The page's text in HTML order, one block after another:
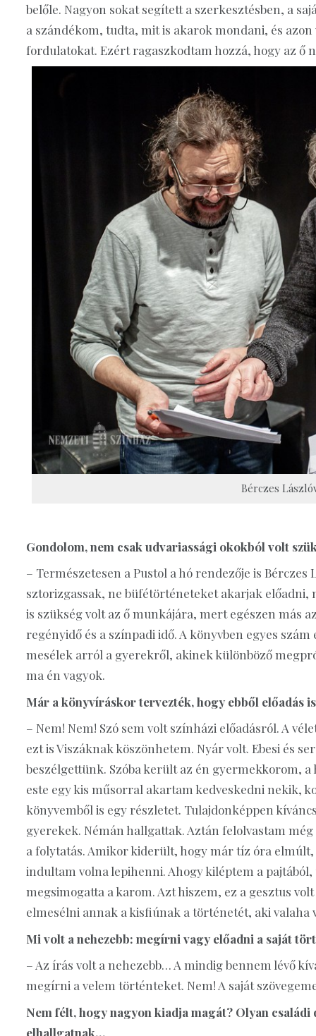
belőle. Nagyon sokat segített a szerkesztésben, a
a szándékom, tudta, mit is akarok mondani, és
fordulatokat. Ezért ragaszkodtam hozzá, hogy az ő
Bérczes
Gondolom, nem csak udvariassági okokból volt
– Természetesen a Pustol a hó rendezője is
sztorizgassak, ne büfétörténeteket akarjak
is szükség volt az ő munkájára, mert egészen más
regényidő és a színpadi idő. A könyvben egyes
mesélek arról a gyerekről, akinek különböző
ma én vagyok.
Már a könyvíráskor tervezték, hogy ebből előadás
– Nem! Nem! Szó sem volt színházi előadásról. A
ezt is Viszáknak köszönhetem. Nyár volt. Ebesi és
beszélgettünk. Szóba került az én gyermekkorom,
este egy kis műsorral akartam kedveskedni nekik,
könyvemből is egy részletet. Tulajdonképpen
gyerekek. Némán hallgattak. Aztán felolvastam
a folytatás. Amikor kiderült, hogy már tíz óra
indultam volna lepihenni. Ahogy kiléptem a
megsimogatta a karom. Azt hiszem, ez a gesztus
elmesélni annak a kisfiúnak a történetét, aki valaha
Mi volt a nehezebb: megírni vagy előadni a saját
– Az írás volt a nehezebb… A mindig bennem lévő
megírni a velem történteket. Nem! A saját
Nem félt, hogy nagyon kiadja magát? Olyan
elhallgatnak…